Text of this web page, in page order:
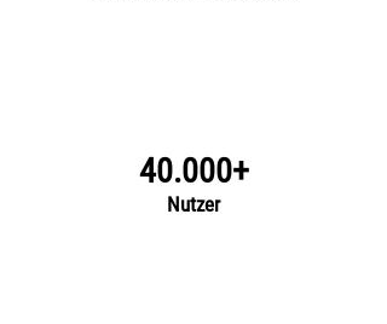
40.000+
Nutzer